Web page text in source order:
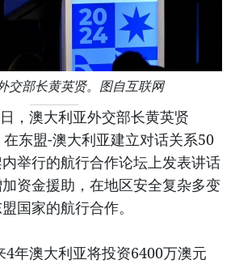
交部长黄英贤。图自互联网
，澳大利亚外交部长黄英贤
在东盟-澳大利亚建立对话关系50
举行的航行合作论坛上发表讲话
资金援助，在地区安全复杂多变
国家的航行合作。
4年澳大利亚将投资6400万澳元